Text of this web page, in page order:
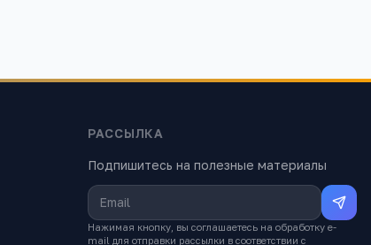
РАССЫЛКА
Подпишитесь на полезные материалы
Нажимая кнопку, вы соглашаетесь на обработку e-
mail для отправки рассылки в соответствии с